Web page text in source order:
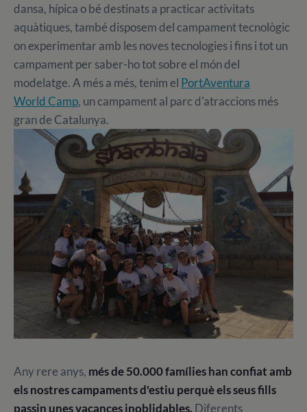
dansa, hípica o bé destinats a practicar activitats
aquàtiques, també disposem del campament tecnològic
on experimentar amb les noves tecnologies i fins i tot un
campament per saber-ho tot sobre el món del
modelatge. A més a més, tenim el PortAventura
World Camp, un campament al parc d'atraccions més
gran de Catalunya.
Any rere anys, més de 50.000 famílies han confiat amb
els nostres campaments d'estiu perquè els seus fills
passin unes vacances inoblidables. Diferents